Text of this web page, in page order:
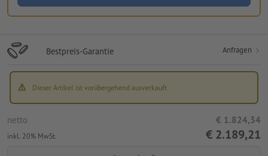
Bestpreis-Garantie Anfragen
Dieser Artikel ist vorübergehend ausverkauft
netto € 1.824,34
inkl. 20% MwSt. € 2.189,21